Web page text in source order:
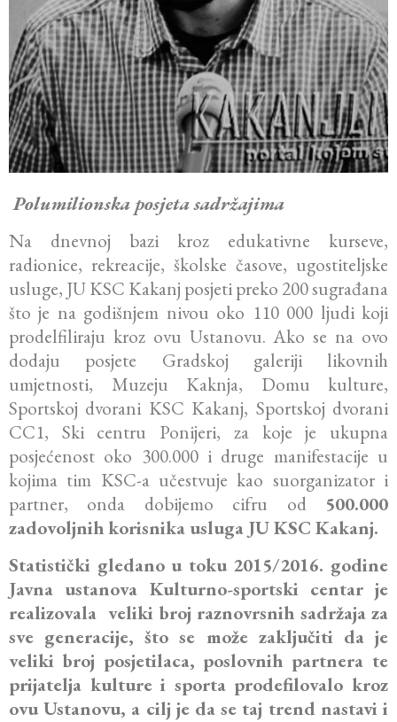
Polumilionska posjeta sadržajima
Na dnevnoj bazi kroz edukativne kurseve,
radionice, rekreacije, školske časove, ugostiteljske
usluge, JU KSC Kakanj posjeti preko 200 sugrađana
što je na godišnjem nivou oko 110 000 ljudi koji
prodelfiliraju kroz ovu Ustanovu. Ako se na ovo
dodaju posjete Gradskoj galeriji likovnih
umjetnosti, Muzeju Kaknja, Domu kulture,
Sportskoj dvorani KSC Kakanj, Sportskoj dvorani
CC1, Ski centru Ponijeri, za koje je ukupna
posjećenost oko 300.000 i druge manifestacije u
kojima tim KSC-a učestvuje kao suorganizator i
partner, onda dobijemo cifru od 500.000
zadovoljnih korisnika usluga JU KSC Kakanj.
Statistički gledano u toku 2015/2016. godine
Javna ustanova Kulturno-sportski centar je
realizovala veliki broj raznovrsnih sadržaja za
sve generacije, što se može zaključiti da je
veliki broj posjetilaca, poslovnih partnera te
prijatelja kulture i sporta prodefilovalo kroz
ovu Ustanovu, a cilj je da se taj trend nastavi i